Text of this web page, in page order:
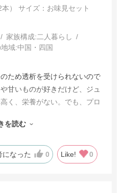
） サイズ：お味見セット
家族構成:二人暮らし
域:中国・四国
ため透析を受けられないので
甘いものが好きだけど、ジュ
く、栄養がない。でも、プロ
、見つけてよかった、レピ買
を読む
になった 0 Like! 0